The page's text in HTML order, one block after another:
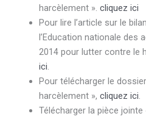
harcèlement ». cliquez ici
Pour lire l’article sur le
l’Education nationale des
2014 pour lutter contre le
ici.
Pour télécharger le
harcèlement », cliquez ici.
Télécharger la pièce